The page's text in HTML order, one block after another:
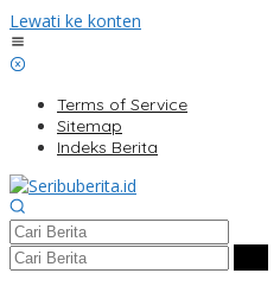
Lewati ke konten
Terms of Service
Sitemap
Indeks Berita